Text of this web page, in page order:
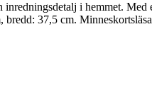
inredningsdetalj i hemmet.
37,5 cm.